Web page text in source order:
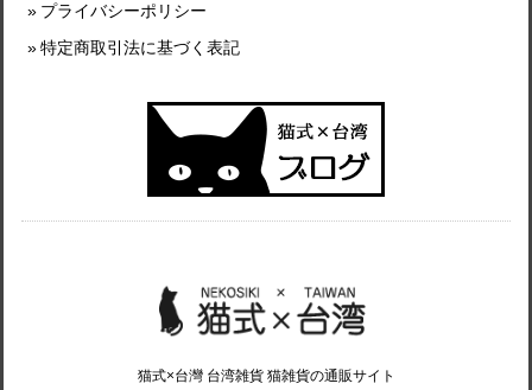
プライバシーポリシー
特定商取引法に基づく表記
猫式×台灣 台湾雑貨 猫雑貨の通販サイト